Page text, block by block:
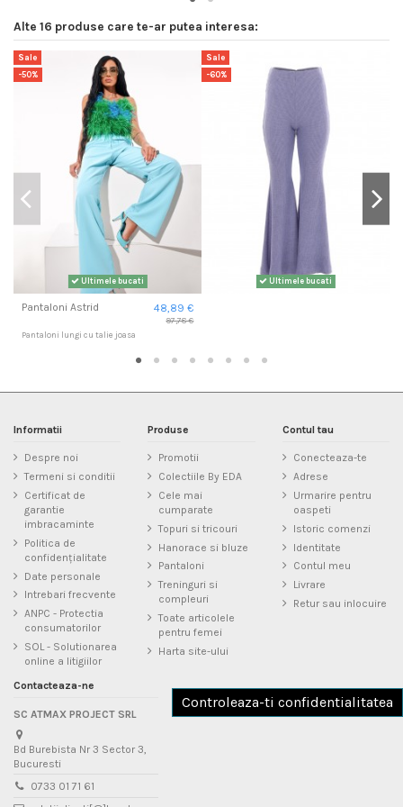
Alte 16 produse care te-ar putea interesa:
Sale
-50%
Ultimele bucati
Pantaloni Astrid 48,89 €
97,78 €
Pantaloni lungi cu talie joasa
Sale
-60%
Ultimele bucati
Informatii
Despre noi
Termeni si conditii
Certificat de
garantie
imbracaminte
Politica de
confidențialitate
Date personale
Intrebari frecvente
ANPC - Protectia
consumatorilor
SOL - Solutionarea
online a litigiilor
Produse
Promotii
Colectiile By EDA
Cele mai
cumparate
Topuri si tricouri
Hanorace si bluze
Pantaloni
Treninguri si
compleuri
Toate articolele
pentru femei
Harta site-ului
Contul tau
Conecteaza-te
Adrese
Urmarire pentru
oaspeti
Istoric comenzi
Identitate
Contul meu
Livrare
Retur sau inlocuire
Contacteaza-ne
SC ATMAX PROJECT SRL
Bd Burebista Nr 3 Sector 3,
Bucuresti
0733 01 71 61
Controleaza-ti confidentialitatea